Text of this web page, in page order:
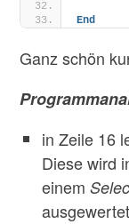
End
Ganz schön
in Zeile 16
Diese wird
einem